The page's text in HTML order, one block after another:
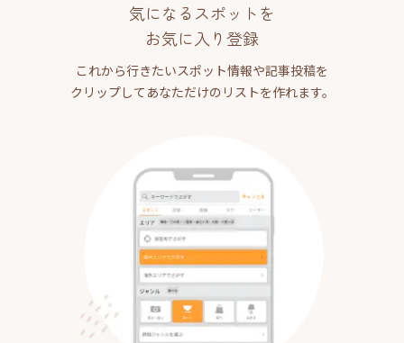
気になるスポットを
お気に入り登録
これから行きたいスポット情報や記事投稿を
クリップしてあなただけのリストを作れます。